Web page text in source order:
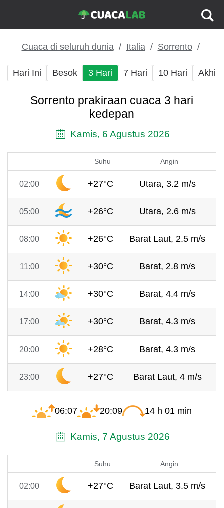
Cuaca di seluruh dunia Italia Sorrento
Hari Ini Besok 3 Hari 7 Hari 10 Hari Akhir
Sorrento prakiraan cuaca 3 hari
kedepan
Kamis, 6 Agustus 2026
Suhu Angin
02:00 +27°C Utara, 3.2 m/s
05:00 +26°C Utara, 2.6 m/s
08:00 +26°C Barat Laut, 2.5 m/s
11:00 +30°C Barat, 2.8 m/s
14:00 +30°C Barat, 4.4 m/s
17:00 +30°C Barat, 4.3 m/s
20:00 +28°C Barat, 4.3 m/s
23:00 +27°C Barat Laut, 4 m/s
06:07 20:09 14 h 01 min
Kamis, 7 Agustus 2026
Suhu Angin
02:00 +27°C Barat Laut, 3.5 m/s